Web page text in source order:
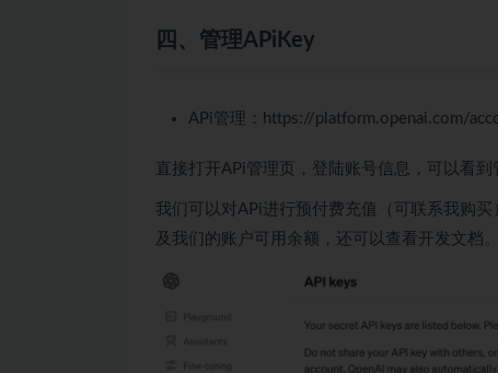
四、管理APiKey
APi管理： https://platform.openai.com/
直接打开APi管理页，登陆账号信息，可以看到
我们可以对APi进行预付费充值（可联系我购
及我们的账户可用余额，还可以查看开发文档。